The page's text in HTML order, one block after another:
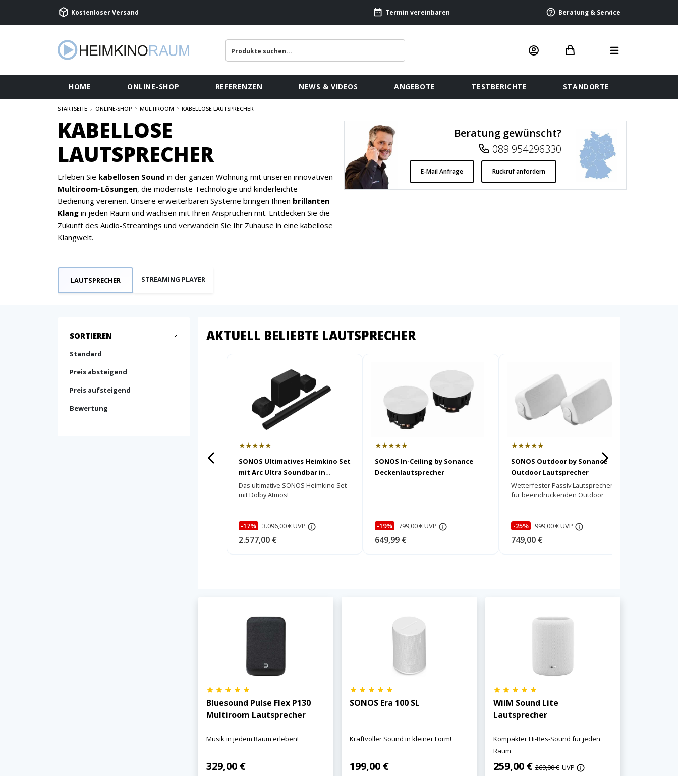
Kostenloser Versand Termin vereinbaren Beratung & Service
HOME ONLINE-SHOP REFERENZEN NEWS & VIDEOS ANGEBOTE TESTBERICHTE STANDORTE
STARTSEITE ONLINE-SHOP MULTIROOM KABELLOSE LAUTSPRECHER
KABELLOSE
LAUTSPRECHER
Erleben Sie kabellosen Sound in der ganzen Wohnung mit unseren innovativen
Multiroom-Lösungen, die modernste Technologie und kinderleichte
Bedienung vereinen. Unsere erweiterbaren Systeme bringen Ihnen brillanten
Klang in jeden Raum und wachsen mit Ihren Ansprüchen mit. Entdecken Sie die
Zukunft des Audio-Streamings und verwandeln Sie Ihr Zuhause in eine kabellose
Klangwelt.
Beratung gewünscht?
089 954296330
E-Mail Anfrage Rückruf anfordern
LAUTSPRECHER STREAMING PLAYER
SORTIEREN
Standard
Preis absteigend
Preis aufsteigend
Bewertung
AKTUELL BELIEBTE LAUTSPRECHER
★★★★★
SONOS Ultimatives Heimkino Set
mit Arc Ultra Soundbar in
schwarz
Das ultimative SONOS Heimkino Set
mit Dolby Atmos!
-17% 3.096,00 €UVP
2.577,00 €
★★★★★
SONOS In-Ceiling by Sonance
Deckenlautsprecher
-19% 799,00 €UVP
649,99 €
★★★★★
SONOS Outdoor by Sonance
Outdoor Lautsprecher
Wetterfester Passiv Lautsprecher
für beeindruckenden Outdoor
-25% 999,00 €UVP
749,00 €
Bluesound Pulse Flex P130
Multiroom Lautsprecher
Musik in jedem Raum erleben!
329,00 €
SONOS Era 100 SL
Kraftvoller Sound in kleiner Form!
199,00 €
WiiM Sound Lite
Lautsprecher
Kompakter Hi-Res-Sound für jeden
Raum
259,00 €269,00 € UVP